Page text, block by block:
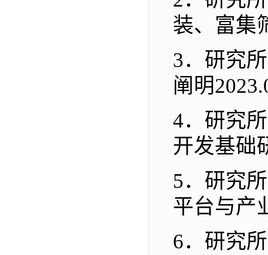
装、富集
3． 研究
阐明
4． 研究
开发基础
5． 研究
平台与产
6． 研究